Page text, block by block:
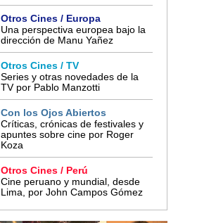
Otros Cines / Europa
Una perspectiva europea bajo la
dirección de Manu Yañez
Otros Cines / TV
Series y otras novedades de la
TV por Pablo Manzotti
Con los Ojos Abiertos
Críticas, crónicas de festivales y
apuntes sobre cine por Roger
Koza
Otros Cines / Perú
Cine peruano y mundial, desde
Lima, por John Campos Gómez